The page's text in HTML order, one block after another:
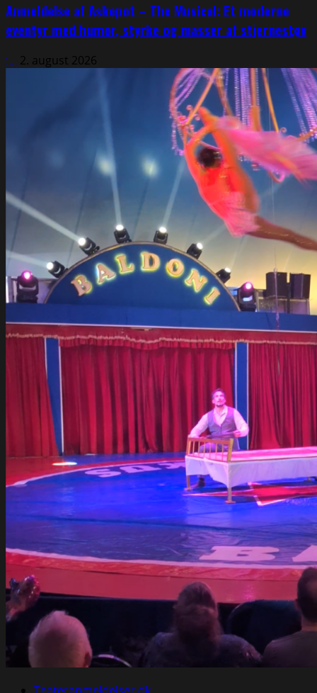
Anmeldelse af Askepot – The Musical: Et moderne
eventyr med humor, styrke og masser af stjernestøv
:... 2. august 2026